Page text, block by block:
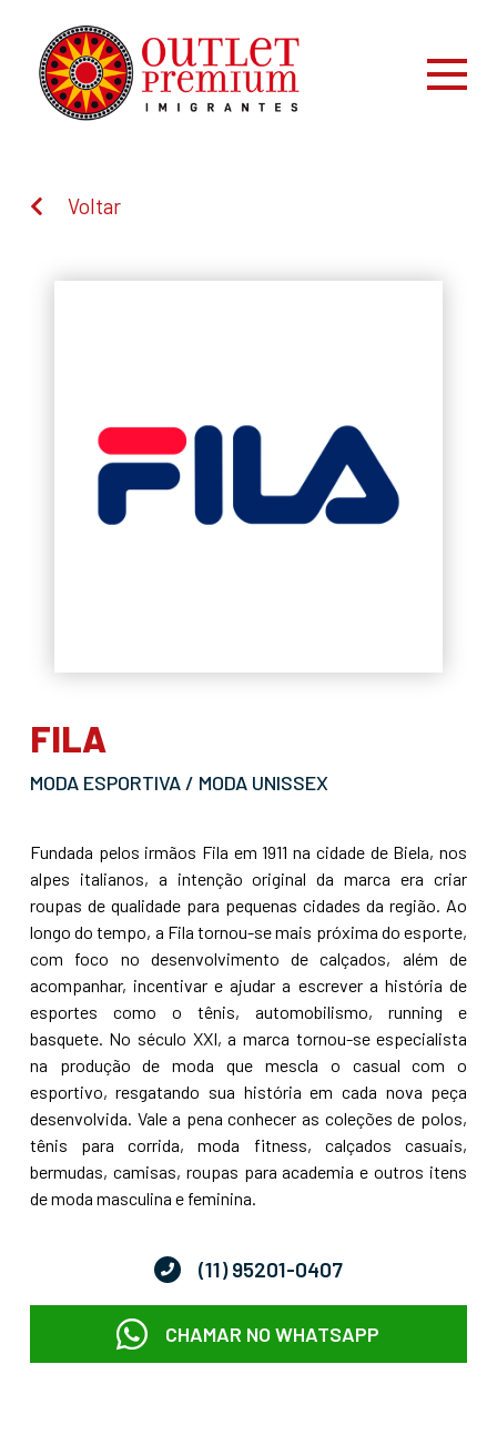
Voltar
FILA
MODA ESPORTIVA / MODA UNISSEX
Fundada pelos irmãos Fila em 1911 na cidade de Biela, nos
alpes italianos, a intenção original da marca era criar
roupas de qualidade para pequenas cidades da região. Ao
longo do tempo, a Fila tornou-se mais próxima do esporte,
com foco no desenvolvimento de calçados, além de
acompanhar, incentivar e ajudar a escrever a história de
esportes como o tênis, automobilismo, running e
basquete. No século XXI, a marca tornou-se especialista
na produção de moda que mescla o casual com o
esportivo, resgatando sua história em cada nova peça
desenvolvida. Vale a pena conhecer as coleções de polos,
tênis para corrida, moda fitness, calçados casuais,
bermudas, camisas, roupas para academia e outros itens
de moda masculina e feminina.
(11) 95201-0407
CHAMAR NO WHATSAPP